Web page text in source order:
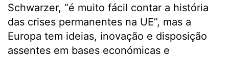
Schwarzer, “é muito fácil contar a história
das crises permanentes na UE”, mas a
Europa tem ideias, inovação e disposição
assentes em bases económicas e